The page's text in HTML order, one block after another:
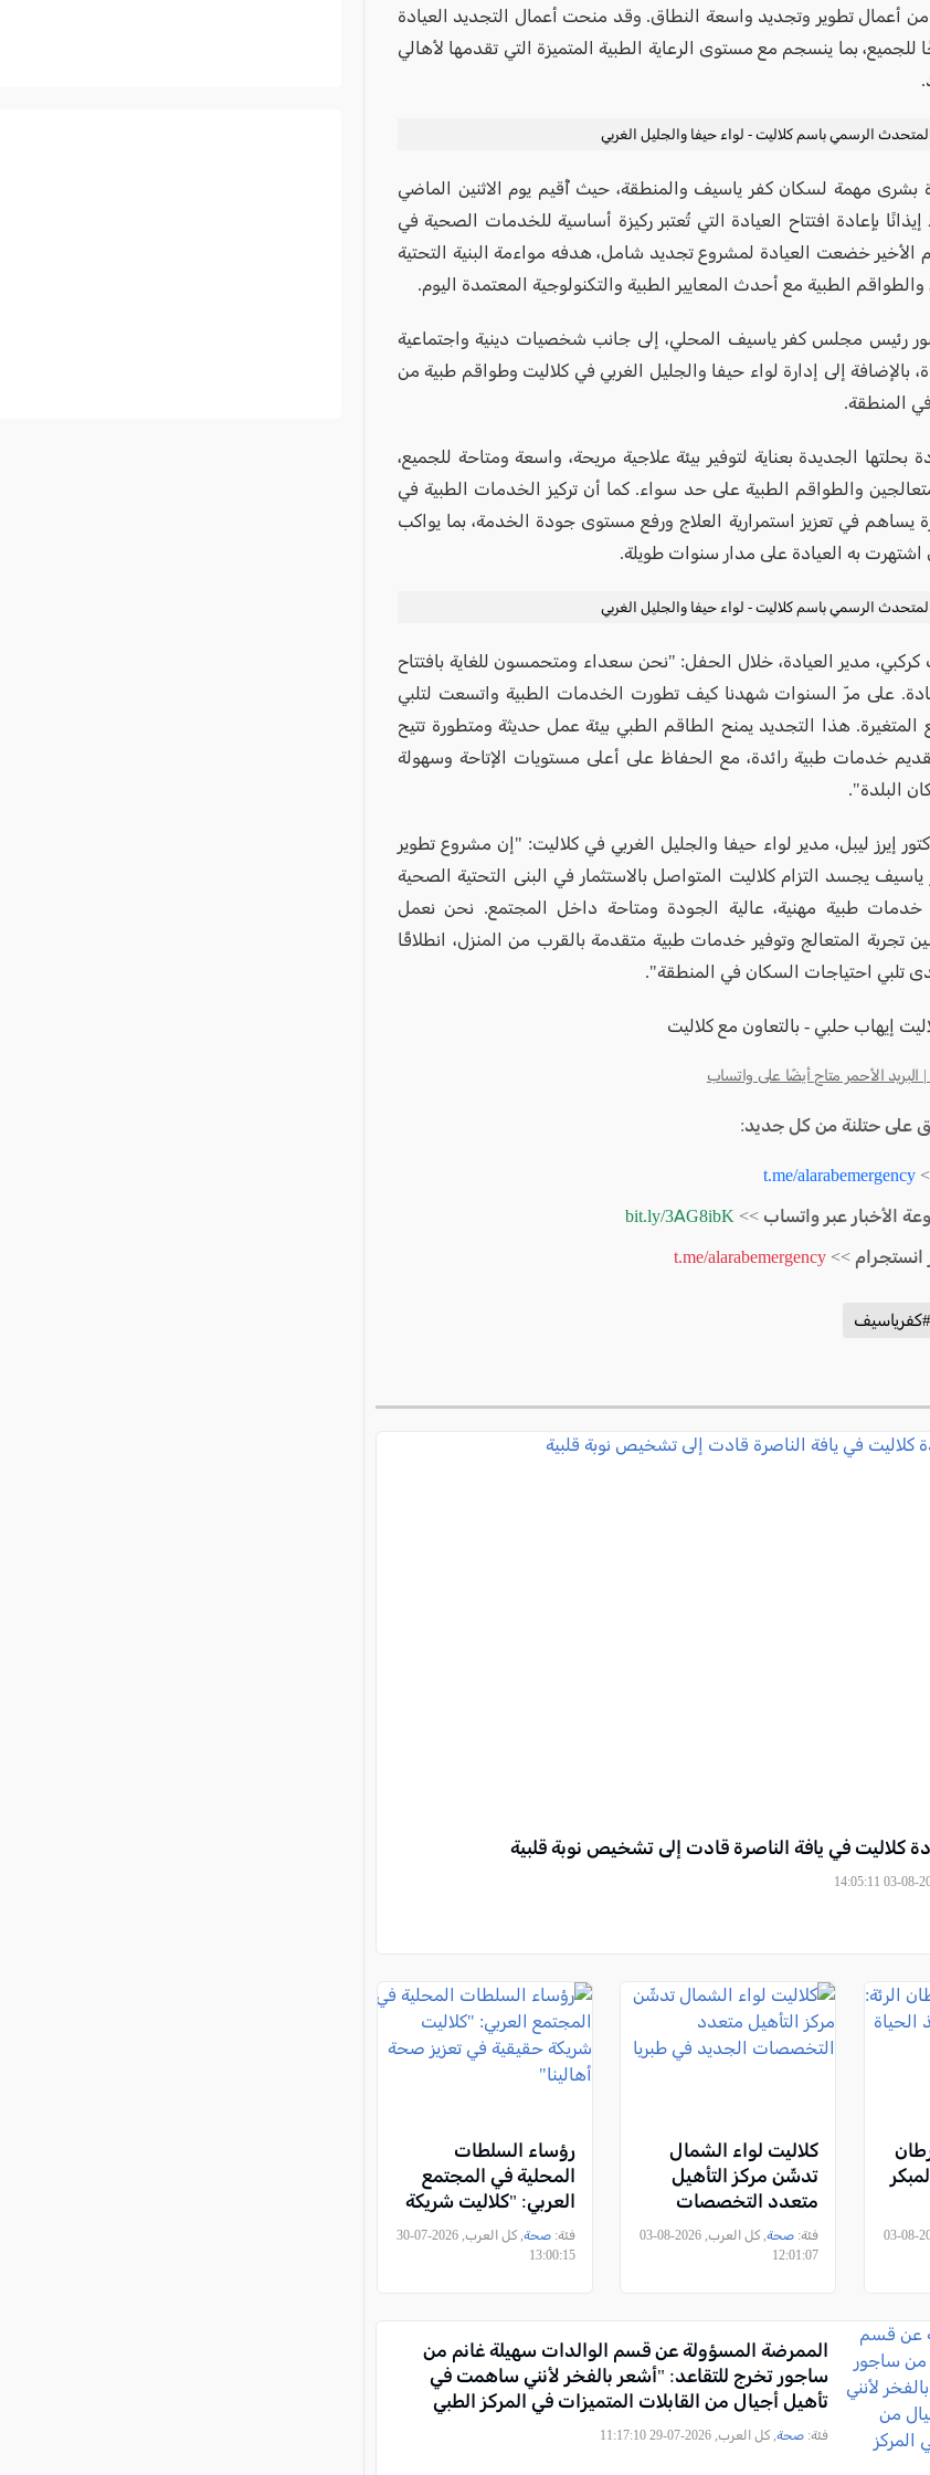
من أعمال تطوير وتجديد واسعة النطاق. وقد منحت أعمال التجديد العيادة
للجميع، بما ينسجم مع مستوى الرعاية الطبية المتميزة التي تقدمها لأهالي
الرسمي باسم كلاليت - لواء حيفا والجليل الغربي
مهمة لسكان كفر ياسيف والمنطقة، حيث أُقيم يوم الاثنين الماضي
بإعادة افتتاح العيادة التي تُعتبر ركيزة أساسية للخدمات الصحية في
الأخير خضعت العيادة لمشروع تجديد شامل، هدفه مواءمة البنية التحتية
والطواقم الطبية مع أحدث المعايير الطبية والتكنولوجية المعتمدة اليوم.
رئيس مجلس كفر ياسيف المحلي، إلى جانب شخصيات دينية واجتماعية
بالإضافة إلى إدارة لواء حيفا والجليل الغربي في كلاليت وطواقم طبية من
المنطقة.
الجديدة بعناية لتوفير بيئة علاجية مريحة، واسعة ومتاحة للجميع،
والطواقم الطبية على حد سواء. كما أن تركيز الخدمات الطبية في
يساهم في تعزيز استمرارية العلاج ورفع مستوى جودة الخدمة، بما يواكب
اشتهرت به العيادة على مدار سنوات طويلة.
الرسمي باسم كلاليت - لواء حيفا والجليل الغربي
مدير العيادة، خلال الحفل: "نحن سعداء ومتحمسون للغاية بافتتاح
على مرّ السنوات شهدنا كيف تطورت الخدمات الطبية واتسعت لتلبي
المتغيرة. هذا التجديد يمنح الطاقم الطبي بيئة عمل حديثة ومتطورة تتيح
تقديم خدمات طبية رائدة، مع الحفاظ على أعلى مستويات الإتاحة وسهولة
البلدة".
إيرز ليبل، مدير لواء حيفا والجليل الغربي في كلاليت: "إن مشروع تطوير
يجسد التزام كلاليت المتواصل بالاستثمار في البنى التحتية الصحية
خدمات طبية مهنية، عالية الجودة ومتاحة داخل المجتمع. نحن نعمل
تجربة المتعالج وتوفير خدمات طبية متقدمة بالقرب من المنزل، انطلاقًا
تلبي احتياجات السكان في المنطقة".
إيهاب حلبي - بالتعاون مع كلاليت
| البريد الأحمر متاح أيضًا على واتساب
على حتلنة من كل جديد:
t.me/alarabemergency
الأخبار عبر واتساب >> bit.ly/3AG8ibK
انستجرام >> t.me/alarabemergency
#كفرياسيف
كلاليت في يافة الناصرة قادت إلى تشخيص نوبة قلبية
, كل العرب, 2026-08-03
كلاليت لواء الشمال
تدشّن مركز التأهيل
متعدد التخصصات
الجديد في طبريا
فئة: صحة
, كل العرب, 2026-08-03
12:01:07
رؤساء السلطات
المحلية في المجتمع
العربي: "كلاليت شريكة
حقيقية في تعزيز صحة
أهالينا"
فئة:صحة
, كل العرب, 2026-07-30
13:00:15
الممرضة المسؤولة عن قسم الوالدات سهيلة غانم من
ساجور تخرج للتقاعد: "أشعر بالفخر لأنني ساهمت في
تأهيل أجيال من القابلات المتميزات في المركز الطبي
زيف"
فئة: صحة, كل العرب, 2026-07-29 11:17:10